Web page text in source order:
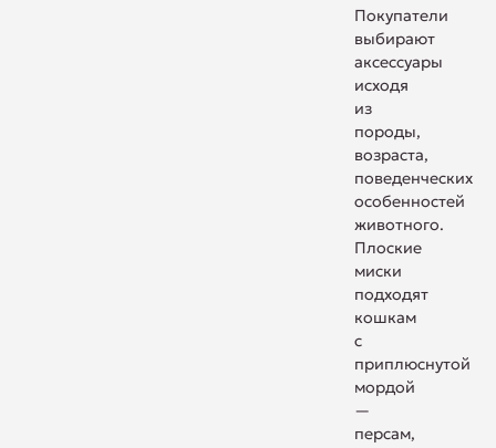
Покупатели
выбирают
аксессуары
исходя
из
породы,
возраста,
поведенческих
особенностей
животного.
Плоские
миски
подходят
кошкам
с
приплюснутой
мордой
—
персам,